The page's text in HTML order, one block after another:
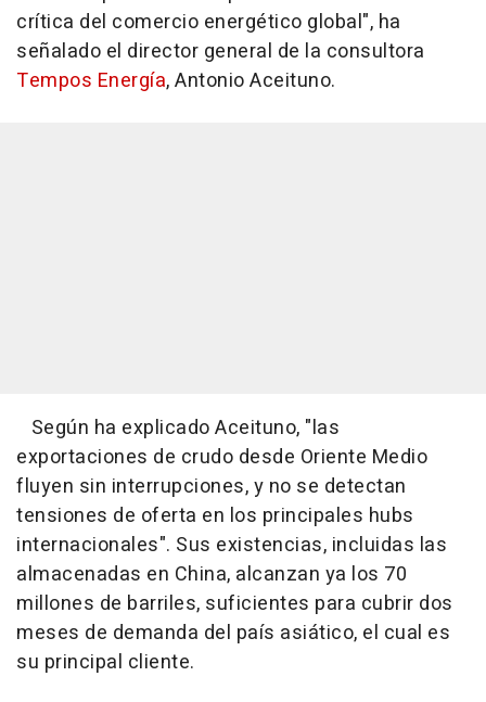
crítica del comercio energético global", ha
señalado el director general de la consultora
Tempos Energía, Antonio Aceituno.
Según ha explicado Aceituno, "las
exportaciones de crudo desde Oriente Medio
fluyen sin interrupciones, y no se detectan
tensiones de oferta en los principales hubs
internacionales". Sus existencias, incluidas las
almacenadas en China, alcanzan ya los 70
millones de barriles, suficientes para cubrir dos
meses de demanda del país asiático, el cual es
su principal cliente.